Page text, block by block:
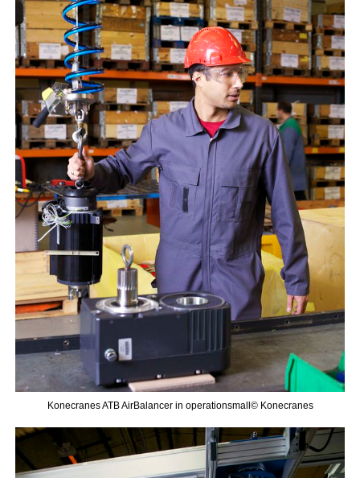
Konecranes ATB AirBalancer in operationsmall© Konecranes